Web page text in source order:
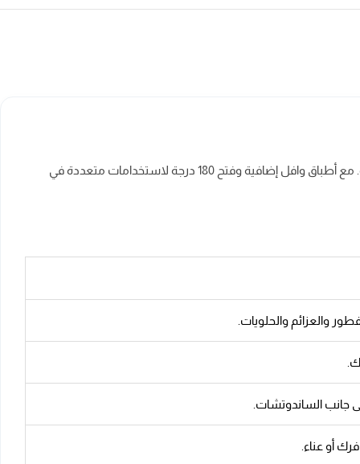
سخان الساندوتش والوافل من البا بقدرة 2000 وات، يكفي لتحضير 6 قطع في المرة الواحدة. مناسب للعائلات التي تبحث عن وجبات سريعة وصحية. مع أطباق وافل إضافية وفتح 180 درجة لاستخدامات متعددة في
جانب الساندوتشات.
أو عناء.